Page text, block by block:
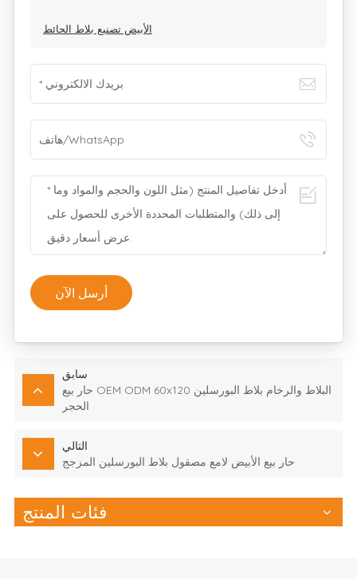
الأبيض تصنيع بلاط الحائط
أرسل الآن
سابق
حار بيع OEM ODM 60x120 البلاط والرخام بلاط البورسلين
الحجر
التالي
حار بيع الأبيض لامع مصقول بلاط البورسلين المزجج
فئات المنتج